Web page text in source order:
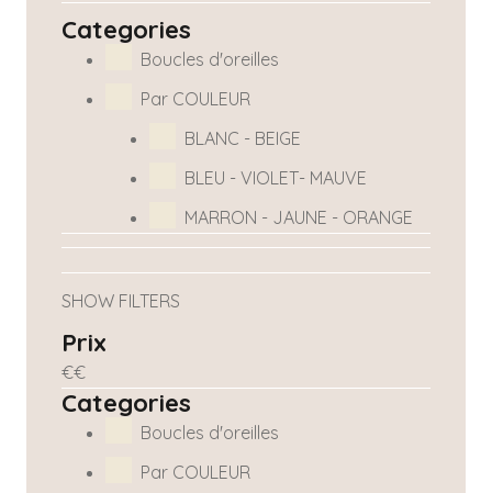
Categories
Boucles d'oreilles
Par COULEUR
BLANC - BEIGE
BLEU - VIOLET- MAUVE
MARRON - JAUNE - ORANGE
SHOW FILTERS
Prix
€€
Categories
Boucles d'oreilles
Par COULEUR